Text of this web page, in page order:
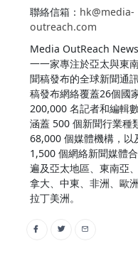
聯絡信箱： hk@media-
outreach.com
Media OutReach
一一家專注於亞太與東
聞稿發布的全球新聞通
稿發布網絡覆蓋26個國
200,000 名記者和編輯
涵蓋 500 個新聞行業種
68,000 個媒體機構，以
1,500 個網絡新聞媒體合
遍及亞太地區、東南亞
拿大、中東、非洲、歐洲
拉丁美洲。